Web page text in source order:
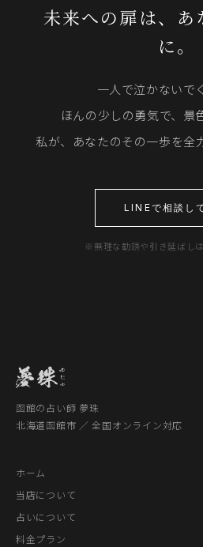
未来への扉は、あ
に。
一人で泣かないで
ほんの少しの勇気で、景
私が、あなたのその一歩を全
LINEで相談し
※無理な勧誘や引き延ばし
函館の占い師 夢珠
北海道函館市 ／ 全国オンライン対応
ホーム
当店について
占いについて
料金プラン